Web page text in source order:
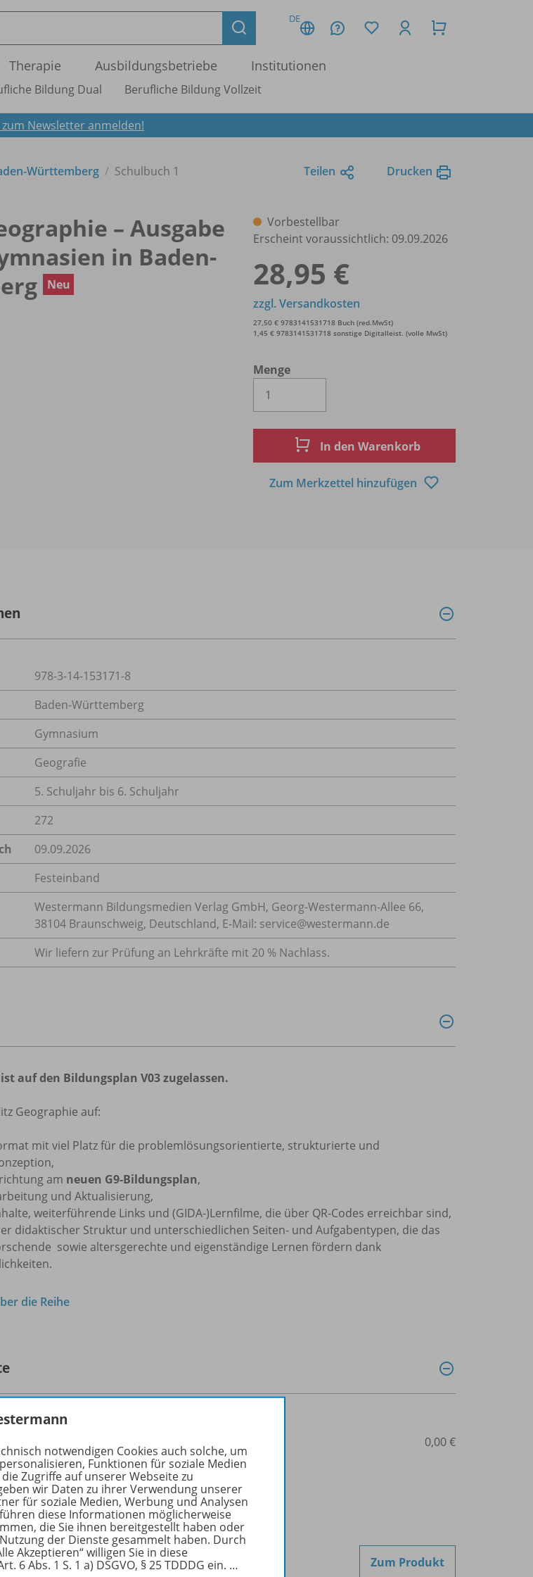
DE
Therapie Ausbildungsbetriebe Institutionen
Bildung Dual Berufliche Bildung Vollzeit
zum Newsletter anmelden!
Württemberg Schulbuch 1 Teilen Drucken
– Ausgabe
in Baden-
Neu
Vorbestellbar
Erscheint voraussichtlich: 09.09.2026
28,95 €
Menge
zzgl. Versandkosten
27,50 € 9783141531718 Buch (red.MwSt)
1,45 € 9783141531718 sonstige Digitalleist. (volle MwSt)
In den Warenkorb
Zum Merkzettel hinzufügen
978-3-14-153171-8
Baden-Württemberg
Gymnasium
Geografie
5. Schuljahr bis 6. Schuljahr
272
09.09.2026
Festeinband
Westermann Bildungsmedien Verlag GmbH, Georg-Westermann-Allee 66,
38104 Braunschweig, Deutschland, E-Mail: service@westermann.de
Wir liefern zur Prüfung an Lehrkräfte mit 20 % Nachlass.
auf den Bildungsplan V03 zugelassen.
Geographie auf:
mit viel Platz für die problemlösungsorientierte, strukturierte und
am neuen G9-Bildungsplan,
und Aktualisierung,
weiterführende Links und (GIDA-)Lernfilme, die über QR-Codes erreichbar sind,
didaktischer Struktur und unterschiedlichen Seiten- und Aufgabentypen, die das
sowie altersgerechte und eigenständige Lernen fördern dank
die Reihe
Geographie – Ausgabe
Neu
Schulbuch 5/6
Lieferbar
für ausgewählte Kundengruppen
0,00 €
Zum Produkt
notwendigen Cookies auch solche, um
Funktionen für soziale Medien
Zugriffe auf unserer Webseite zu
wir Daten zu ihrer Verwendung unserer
für soziale Medien, Werbung und Analysen
diese Informationen möglicherweise
die Sie ihnen bereitgestellt haben oder
der Dienste gesammelt haben. Durch
Akzeptieren“ willigen Sie in diese
6 Abs. 1 S. 1 a) DSGVO, § 25 TDDDG ein. …